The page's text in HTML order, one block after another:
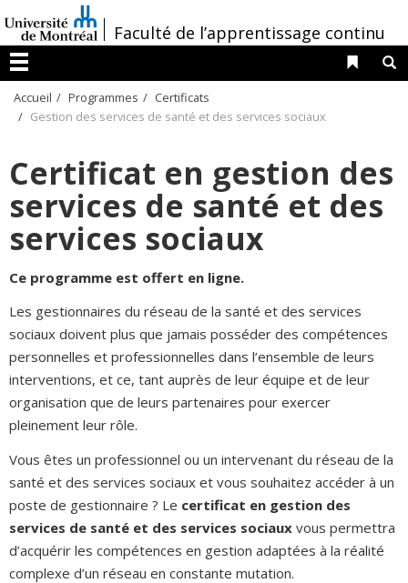
au
contenu
/Faculté de l’apprentissage continu
Menu
Liens
Accueil Programmes
Certificats
Gestion des services de santé et des services sociaux
Certificat en gestion des
services de santé et des
services sociaux
Ce programme est offert en ligne.
Les gestionnaires du réseau de la santé et des services
sociaux doivent plus que jamais posséder des compétences
personnelles et professionnelles dans l’ensemble de leurs
interventions, et ce, tant auprès de leur équipe et de leur
organisation que de leurs partenaires pour exercer
pleinement leur rôle.
Vous êtes un professionnel ou un intervenant du réseau de la
santé et des services sociaux et vous souhaitez accéder à un
poste de gestionnaire ? Le certificat en gestion des
services de santé et des services sociaux vous permettra
d’acquérir les compétences en gestion adaptées à la réalité
complexe d’un réseau en constante mutation.